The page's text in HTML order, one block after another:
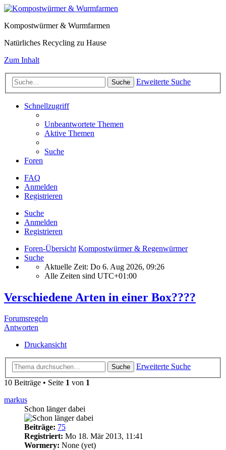
Kompostwürmer & Wurmfarmen
Natürliches Recycling zu Hause
Zum Inhalt
Suche Erweiterte Suche
Schnellzugriff
Unbeantwortete Themen
Aktive Themen
Suche
Foren
FAQ
Anmelden
Registrieren
Suche
Anmelden
Registrieren
Foren-Übersicht Kompostwürmer & Regenwürmer
Suche
Aktuelle Zeit: Do 6. Aug 2026, 09:26
Alle Zeiten sind UTC+01:00
Verschiedene Arten in einer Box????
Forumsregeln
Antworten
Druckansicht
Suche
Erweiterte Suche
10 Beiträge • Seite 1 von 1
markus
Schon länger dabei
Beiträge: 75
Registriert: Mo 18. Mär 2013, 11:41
Wormery: None (yet)